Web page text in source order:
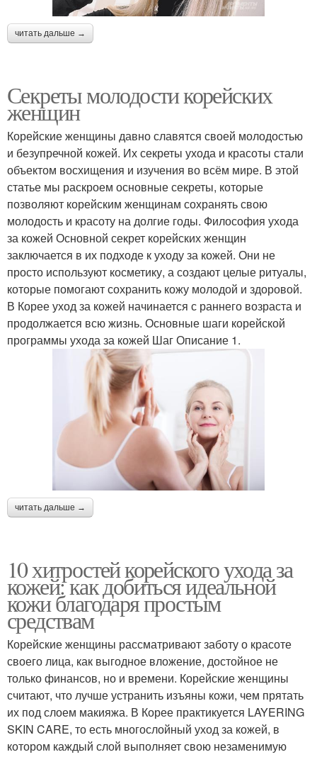
читать дальше →
Секреты молодости корейских
женщин
Корейские женщины давно славятся своей молодостью
и безупречной кожей. Их секреты ухода и красоты стали
объектом восхищения и изучения во всём мире. В этой
статье мы раскроем основные секреты, которые
позволяют корейским женщинам сохранять свою
молодость и красоту на долгие годы. Философия ухода
за кожей Основной секрет корейских женщин
заключается в их подходе к уходу за кожей. Они не
просто используют косметику, а создают целые ритуалы,
которые помогают сохранить кожу молодой и здоровой.
В Корее уход за кожей начинается с раннего возраста и
продолжается всю жизнь. Основные шаги корейской
программы ухода за кожей Шаг Описание 1.
читать дальше →
10 хитростей корейского ухода за
кожей: как добиться идеальной
кожи благодаря простым
средствам
Корейские женщины рассматривают заботу о красоте
своего лица, как выгодное вложение, достойное не
только финансов, но и времени. Корейские женщины
считают, что лучше устранить изъяны кожи, чем прятать
их под слоем макияжа. В Корее практикуется LAYERING
SKIN CARE, то есть многослойный уход за кожей, в
котором каждый слой выполняет свою незаменимую